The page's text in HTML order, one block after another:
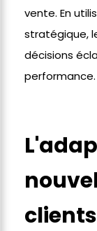
vente. En
stratégique,
décisions
performance.